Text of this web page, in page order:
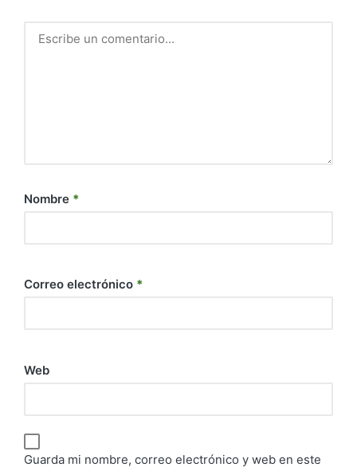
Nombre *
Correo electrónico *
Web
Guarda mi nombre, correo electrónico y web en este